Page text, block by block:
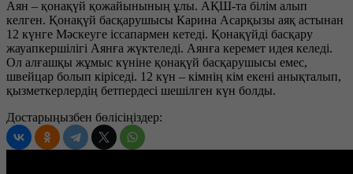
Аян – қонақүй қожайынының ұлы. АҚШ-та білім алып
келген. Қонақүй басқарушысы Карина Асарқызы аяқ астынан
12 күнге Мәскеуге іссапармен кетеді. Қонақүйді басқару
жауапкершілігі Аянға жүктеледі. Аянға керемет идея келеді.
Ол алғашқы жұмыс күніне қонақүй басқарушысы емес,
швейцар болып кіріседі. 12 күн – кімнің кім екені анықталып,
қызметкерлердің бетпердесі шешілген күн болды.
Достарыңызбен бөлісіңіздер: